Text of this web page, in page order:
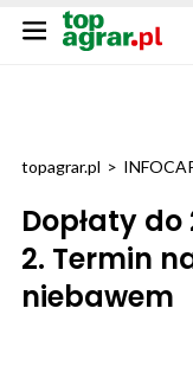
topagrar.pl >
Dopłaty do
2. Termin
niebawem